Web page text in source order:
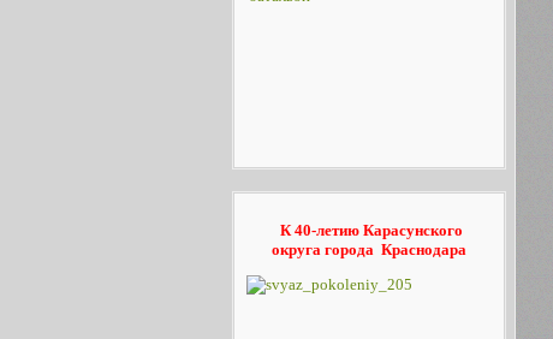
К 40-летию Карасунского
округа города Краснодара